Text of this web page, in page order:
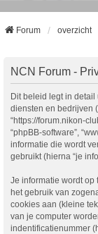
Forum overzicht
NCN Forum -
Dit beleid legt in detail
diensten en bedrijven
“https://forum.nikon-
“phpBB-software”,
informatie die wordt
gebruikt (hierna “je
Je informatie wordt op
het gebruik van
cookies aan (kleine
van je computer
indentificatienummer